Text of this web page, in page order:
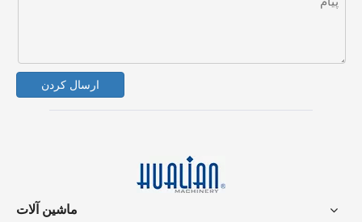
ارسال کردن
ماشین آلات